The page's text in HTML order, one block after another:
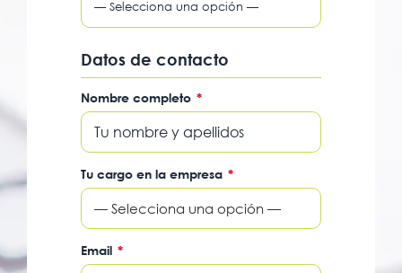
Datos de contacto
Nombre completo *
Tu cargo en la empresa *
— Selecciona una opción —
Email *